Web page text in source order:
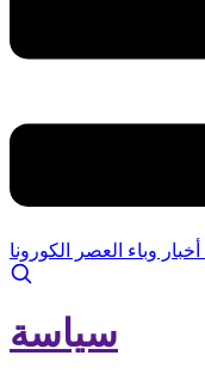
أخبار وباء العصر الكورونا
سياسة